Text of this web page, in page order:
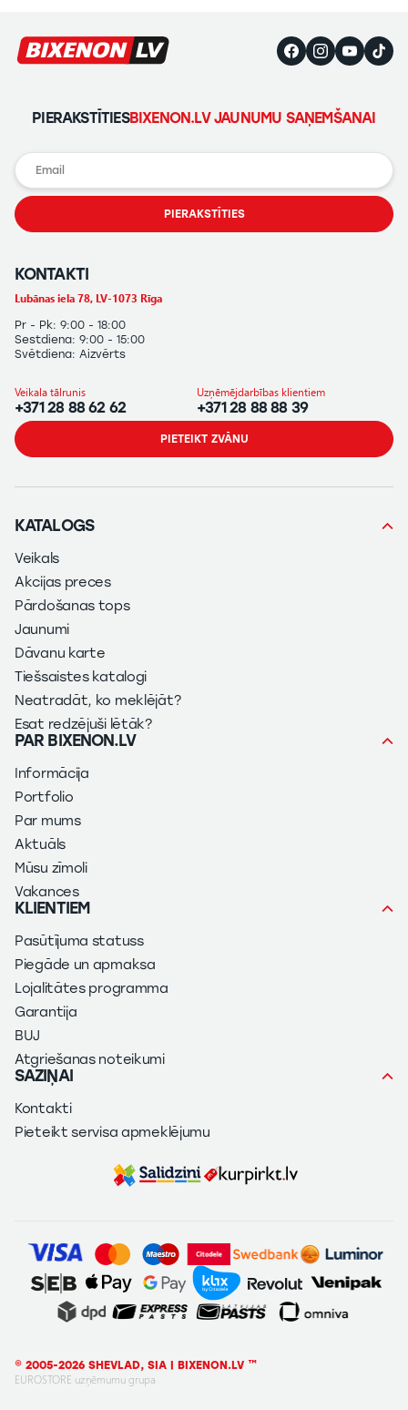
PIERAKSTĪTIESBIXENON.LV JAUNUMU SAŅEMŠANAI
PIERAKSTĪTIES
KONTAKTI
Lubānas iela 78, LV-1073 Rīga
Pr - Pk: 9:00 - 18:00
Sestdiena: 9:00 - 15:00
Svētdiena: Aizvērts
Veikala tālrunis
+371 28 88 62 62
Uzņēmējdarbības klientiem
+371 28 88 88 39
PIETEIKT ZVĀNU
KATALOGS
Veikals
Akcijas preces
Pārdošanas tops
Jaunumi
Dāvanu karte
Tiešsaistes katalogi
Neatradāt, ko meklējāt?
Esat redzējuši lētāk?
PAR BIXENON.LV
Informācija
Portfolio
Par mums
Aktuāls
Mūsu zīmoli
Vakances
KLIENTIEM
Pasūtījuma statuss
Piegāde un apmaksa
Lojalitātes programma
Garantija
BUJ
Atgriešanas noteikumi
SAZIŅAI
Kontakti
Pieteikt servisa apmeklējumu
© 2005-2026 SHEVLAD, SIA | BIXENON.LV ™
EUROSTORE uzņēmumu grupa